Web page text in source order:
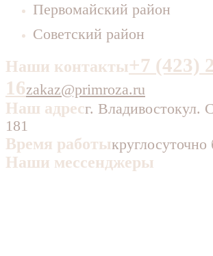
Первомайский район
Советский район
Наши контакты+7 (423)
16zakaz@primroza.ru
Наш адресг. Владивостокул.
181
Время работы
Наши мессенджеры